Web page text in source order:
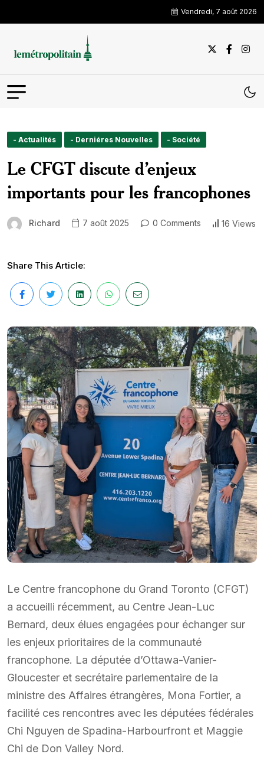
Vendredi, 7 août 2026
- Actualités - Derniéres Nouvelles - Société
Le CFGT discute d’enjeux
importants pour les francophones
Richard 7 août 2025 0 Comments 16 Views
Share This Article:
Le Centre francophone du Grand Toronto (CFGT)
a accueilli récemment, au Centre Jean-Luc
Bernard, deux élues engagées pour échanger sur
les enjeux prioritaires de la communauté
francophone. La députée d’Ottawa-Vanier-
Gloucester et secrétaire parlementaire de la
ministre des Affaires étrangères, Mona Fortier, a
facilité ces rencontres avec les députées fédérales
Chi Nguyen de Spadina-Harbourfront et Maggie
Chi de Don Valley Nord.